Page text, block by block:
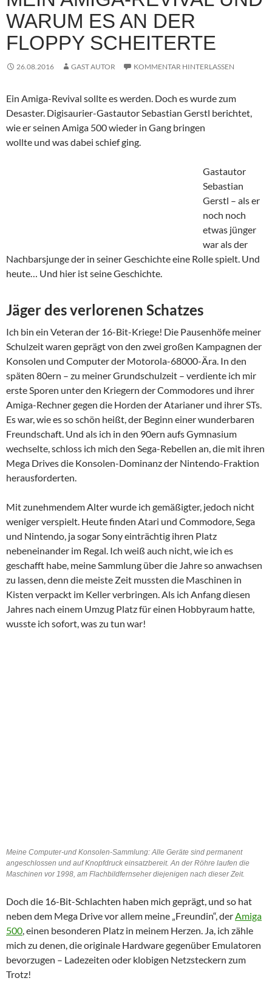
WARUM ES AN DER
FLOPPY SCHEITERTE
26.08.2016 GAST AUTOR KOMMENTAR HINTERLASSEN
Ein Amiga-Revival sollte es werden. Doch es wurde zum
Desaster. Digisaurier-Gastautor Sebastian Gerstl berichtet,
wie er seinen Amiga 500 wieder in Gang bringen
wollte und was dabei schief ging.
Gastautor
Sebastian
Gerstl – als er
noch noch
etwas jünger
war als der
Nachbarsjunge der in seiner Geschichte eine Rolle spielt. Und
heute… Und hier ist seine Geschichte.
Jäger des verlorenen Schatzes
Ich bin ein Veteran der 16-Bit-Kriege! Die Pausenhöfe meiner
Schulzeit waren geprägt von den zwei großen Kampagnen der
Konsolen und Computer der Motorola-68000-Ära. In den
späten 80ern – zu meiner Grundschulzeit – verdiente ich mir
erste Sporen unter den Kriegern der Commodores und ihrer
Amiga-Rechner gegen die Horden der Atarianer und ihrer STs.
Es war, wie es so schön heißt, der Beginn einer wunderbaren
Freundschaft. Und als ich in den 90ern aufs Gymnasium
wechselte, schloss ich mich den Sega-Rebellen an, die mit ihren
Mega Drives die Konsolen-Dominanz der Nintendo-Fraktion
herausforderten.
Mit zunehmendem Alter wurde ich gemäßigter, jedoch nicht
weniger verspielt. Heute finden Atari und Commodore, Sega
und Nintendo, ja sogar Sony einträchtig ihren Platz
nebeneinander im Regal. Ich weiß auch nicht, wie ich es
geschafft habe, meine Sammlung über die Jahre so anwachsen
zu lassen, denn die meiste Zeit mussten die Maschinen in
Kisten verpackt im Keller verbringen. Als ich Anfang diesen
Jahres nach einem Umzug Platz für einen Hobbyraum hatte,
wusste ich sofort, was zu tun war!
Meine Computer-und Konsolen-Sammlung: Alle Geräte sind permanent
angeschlossen und auf Knopfdruck einsatzbereit. An der Röhre laufen die
Maschinen vor 1998, am Flachbildfernseher diejenigen nach dieser Zeit.
Doch die 16-Bit-Schlachten haben mich geprägt, und so hat
neben dem Mega Drive vor allem meine „Freundin“, der Amiga
500 , einen besonderen Platz in meinem Herzen. Ja, ich zähle
mich zu denen, die originale Hardware gegenüber Emulatoren
bevorzugen – Ladezeiten oder klobigen Netzsteckern zum
Trotz!